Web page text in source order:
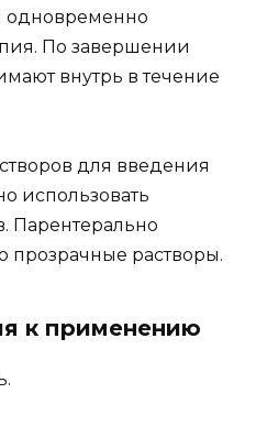
одновременно
По завершении
внутрь в течение
для введения
использовать
Парентерально
прозрачные растворы.
к применению